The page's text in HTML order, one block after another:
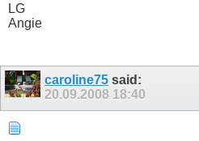
LG
Angie
caroline75 said:
20.09.2008 18:40